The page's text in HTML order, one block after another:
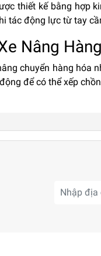
thiết kế bằng hợp
tác động lực từ tay
Nâng
chuyển hàng hóa
để có thể xếp